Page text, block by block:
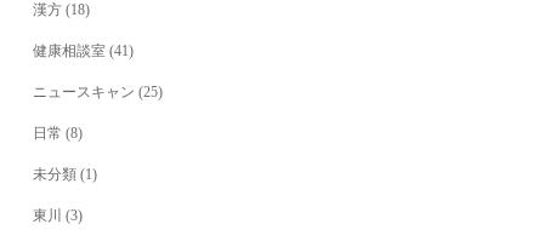
漢方 (18)
健康相談室 (41)
ニュースキャン (25)
日常 (8)
未分類 (1)
東川 (3)